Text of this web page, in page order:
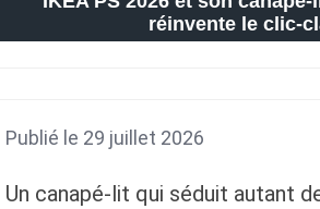
réinvente le clic-
Publié le 29 juillet 2026
Un canapé-lit qui séduit autant